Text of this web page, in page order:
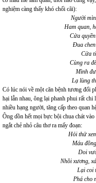
nghiệm càng thấy khó chối cãi):
Người
Ham quan,
Cửa
Đua
Cửa
Cùng ra
Mình
Lạ lùng
Có lúc nói về một căn bệnh tương đối
hại lẫn nhau, ông lại phanh phui rất
nhiều hạng người, tăng cấp theo quan
Ông dồn hết mọi bực bội chua chát
ngắt chẻ nhỏ câu thơ ra mấy đoạn:
Hỏi thử
Máu
Doi
Nhồi xương,
Lại coi
Phá cho